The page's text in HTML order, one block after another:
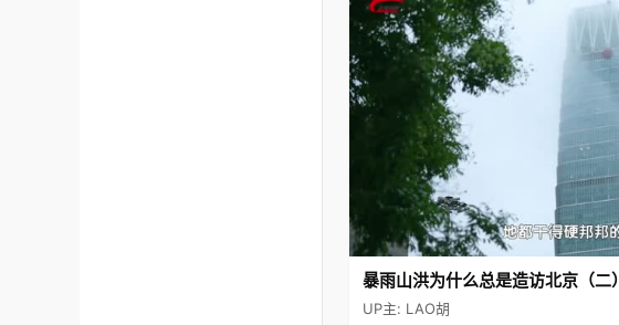
暴雨山洪为什么总是造访北京（二）
UP主: LAO胡